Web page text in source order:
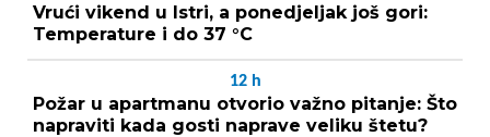
Vrući vikend u Istri, a ponedjeljak još gori:
Temperature i do 37 °C
12 h
Požar u apartmanu otvorio važno pitanje: Što
napraviti kada gosti naprave veliku štetu?